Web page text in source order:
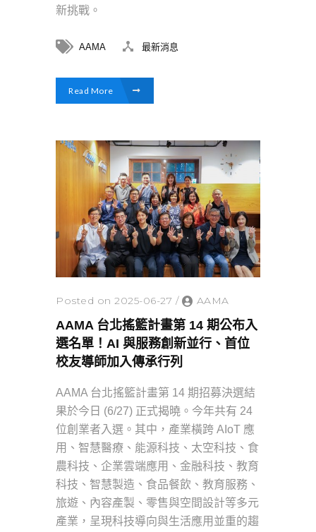
新挑戰。
AAMA 最新消息
Read More
Posted on 2025-06-27 / AAMA
AAMA 台北搖籃計畫第 14 期公布入
選名單！AI 與服務創新並行、首位
校友導師加入傳承行列
AAMA 台北搖籃計畫第 14 期招募決選結
果於今日 (6/27) 正式揭曉。今年共有 24
位創業者入選。其中，產業橫跨 AIoT 應
用、智慧醫療、能源科技、太空科技、食
農科技、企業雲端應用、金融科技、教育
科技、智慧製造、食品餐飲、教育服務、
旅遊、內容產製、零售與空間設計等多元
產業，呈現科技導向與生活應用並重的趨